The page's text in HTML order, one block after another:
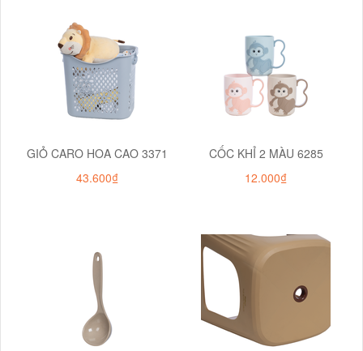
GIỎ CARO HOA CAO 3371
43.600₫
CỐC KHỈ 2 MÀU 6285
12.000₫